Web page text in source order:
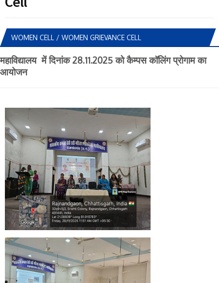
WOMEN CELL / WOMEN GRIEVANCE CELL
महाविद्यालय में दिनांक 28.11.2025 को कैम्पस कॉलिंग प्रोगाम का
आयोजन